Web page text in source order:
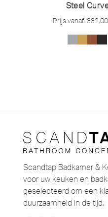
Steel
Prijs vanaf: 332,00
Scandtap Badkamer &
voor uw keuken en
geselecteerd om een
duurzaamheid in de tijd.